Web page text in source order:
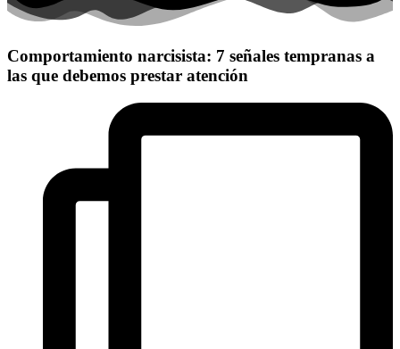
Comportamiento narcisista: 7 señales tempranas a
las que debemos prestar atención